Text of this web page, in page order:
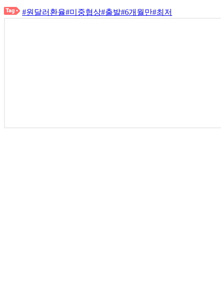
#원달러환율#미중협상#출발#6개월만#최저